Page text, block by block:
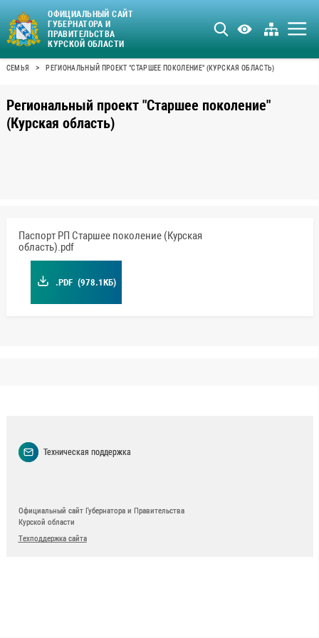
ОФИЦИАЛЬНЫЙ САЙТ
ГУБЕРНАТОРА И
ПРАВИТЕЛЬСТВА
КУРСКОЙ ОБЛАСТИ
СЕМЬЯ > РЕГИОНАЛЬНЫЙ ПРОЕКТ "СТАРШЕЕ ПОКОЛЕНИЕ" (КУРСКАЯ ОБЛАСТЬ)
Региональный проект "Старшее поколение"
(Курская область)
Паспорт РП Старшее поколение (Курская
область).pdf
.PDF (978.1КБ)
Техническая поддержка
Официальный сайт Губернатора и Правительства
Курской области
Техподдержка сайта